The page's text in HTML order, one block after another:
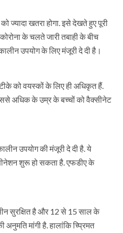
ज्यादा खतरा होगा. इसे देखते हुए पूरी
के चलते जारी तबाही के बीच
उपयोग के लिए मंजूरी दे दी है।
टीके को वयस्कों के लिए ही अधिकृत हैं.
अधिक के उम्र के बच्चों को वैक्सीनेट
उपयोग की मंजूरी दे दी है. ये
शुरू हो सकता है. एफडीए के
सुरक्षित है और 12 से 15 साल के
मांगी है. हालांकि च्प्रिमत